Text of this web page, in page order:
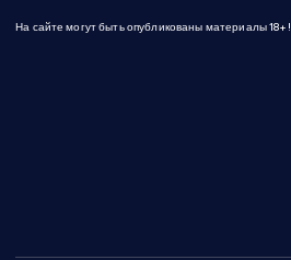
На сайте могут быть опубликованы материалы 18+!